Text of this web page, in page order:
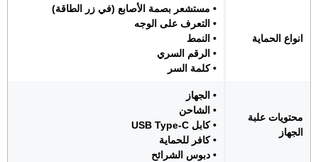
انواع الحماية
• مستشعر بصمة الأصابع (في زر الطاقة)
• التعرف على الوجه
• النمط
• الرقم السري
• كلمة السر
محتويات علبة
الجهاز
• الجهاز
• الشاحن
• كابل USB Type-C
• كافر للحماية
• دبوس الشرائح